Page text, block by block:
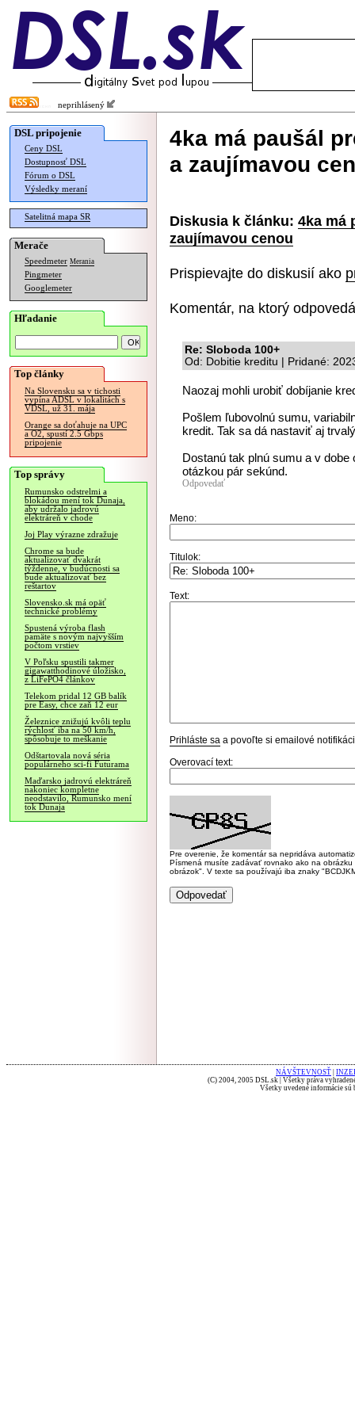
neprihlásený
DSL pripojenie
Ceny DSL
Dostupnosť DSL
Fórum o DSL
Výsledky meraní
Satelitná mapa SR
Merače
Speedmeter Merania
Pingmeter
Googlemeter
Hľadanie
Top články
Na Slovensku sa v tichosti
vypína ADSL v lokalitách s
VDSL, už 31. mája
Orange sa doťahuje na UPC
a O2, spustí 2.5 Gbps
pripojenie
Top správy
Rumunsko odstrelmi a
blokádou mení tok Dunaja,
aby udržalo jadrovú
elektráreň v chode
Joj Play výrazne zdražuje
Chrome sa bude
aktualizovať dvakrát
týždenne, v budúcnosti sa
bude aktualizovať bez
reštartov
Slovensko.sk má opäť
technické problémy
Spustená výroba flash
pamäte s novým najvyšším
počtom vrstiev
V Poľsku spustili takmer
gigawatthodinové úložisko,
z LiFePO4 článkov
Telekom pridal 12 GB balík
pre Easy, chce zaň 12 eur
Železnice znižujú kvôli teplu
rýchlosť iba na 50 km/h,
spôsobuje to meškanie
Odštartovala nová séria
populárneho sci-fi Futurama
Maďarsko jadrovú elektráreň
nakoniec kompletne
neodstavilo, Rumunsko mení
tok Dunaja
4ka má paušál
a zaujímavou
Diskusia k článku: 4ka má
zaujímavou cenou
Prispievajte do diskusií ako
Komentár, na ktorý
Re: Sloboda 100+
Od: Dobitie kreditu | Pridané:
Naozaj mohli urobiť dobíjanie
Pošlem ľubovolnú sumu,
kredit. Tak sa dá nastaviť aj
Dostanú tak plnú sumu a v
otázkou pár sekúnd.
Odpovedať
Meno:
Titulok:
Text:
Prihláste sa a povoľte si emailové
Overovací text:
Pre overenie, že komentár sa nepridáva
Písmená musíte zadávať rovnako ako na
obrázok". V texte sa používajú iba znaky
NÁVŠTEVNOSŤ
(C) 2004, 2005 DSL.sk | Všetky práva
Všetky uvedené informácie sú